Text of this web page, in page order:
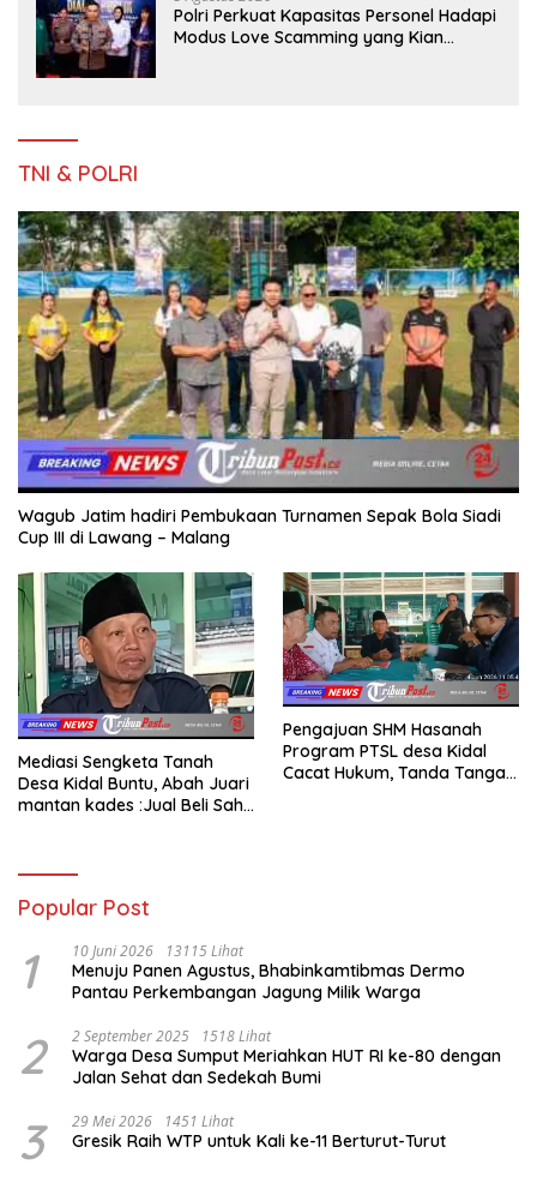
Polri Perkuat Kapasitas Personel Hadapi
Modus Love Scamming yang Kian
TNI & POLRI
Wagub Jatim hadiri Pembukaan Turnamen Sepak Bola Siadi
Cup III di Lawang – Malang
Mediasi Sengketa Tanah
Desa Kidal Buntu, Abah Juari
mantan kades :Jual Beli Sah,
Membatalkan Hak Warga.
Pengajuan SHM Hasanah
Program PTSL desa Kidal
Cacat Hukum, Tanda Tangan
Popular Post
1 10 Juni 2026 13115 Lihat
Menuju Panen Agustus, Bhabinkamtibmas Dermo
Pantau Perkembangan Jagung Milik Warga
2 2 September 2025 1518 Lihat
Warga Desa Sumput Meriahkan HUT RI ke-80 dengan
Jalan Sehat dan Sedekah Bumi ‎
3 29 Mei 2026 1451 Lihat
Gresik Raih WTP untuk Kali ke-11 Berturut-Turut